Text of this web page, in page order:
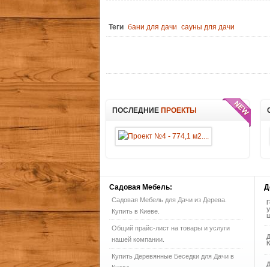
Теги бани для дачи сауны для дачи
ПОСЛЕДНИЕ ПРОЕКТЫ
Садовая Мебель:
Садовая Мебель для Дачи из Дерева.
Купить в Киеве.
Общий прайс-лист на товары и услуги
нашей компании.
Купить Деревянные Беседки для Дачи в